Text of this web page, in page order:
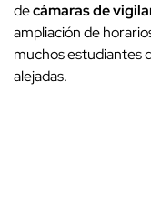
decámaras de
ampliación de
muchos estudiantes
alejadas.